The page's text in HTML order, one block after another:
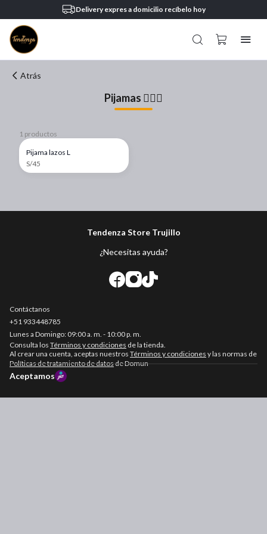
Delivery expres a domicilio recíbelo hoy
Atrás
Pijamas 💁🏻‍♀️
1 productos
Pijama lazos L
S/45
Tendenza Store Trujillo
¿Necesitas ayuda?
Contáctanos
+51 933448785
Consulta los Términos y condiciones de la tienda.
Al crear una cuenta, aceptas nuestros Términos y condiciones y las normas de
Políticas de tratamiento de datosde Domun
Aceptamos